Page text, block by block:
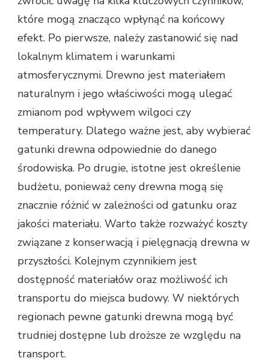
które mogą znacząco wpłynąć na końcowy
efekt. Po pierwsze, należy zastanowić się nad
lokalnym klimatem i warunkami
atmosferycznymi. Drewno jest materiałem
naturalnym i jego właściwości mogą ulegać
zmianom pod wpływem wilgoci czy
temperatury. Dlatego ważne jest, aby wybierać
gatunki drewna odpowiednie do danego
środowiska. Po drugie, istotne jest określenie
budżetu, ponieważ ceny drewna mogą się
znacznie różnić w zależności od gatunku oraz
jakości materiału. Warto także rozważyć koszty
związane z konserwacją i pielęgnacją drewna w
przyszłości. Kolejnym czynnikiem jest
dostępność materiałów oraz możliwość ich
transportu do miejsca budowy. W niektórych
regionach pewne gatunki drewna mogą być
trudniej dostępne lub droższe ze względu na
transport.